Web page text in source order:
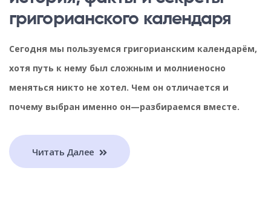
григорианского календаря
Сегодня мы пользуемся григорианским календарём,
хотя путь к нему был сложным и молниеносно
меняться никто не хотел. Чем он отличается и
почему выбран именно он—разбираемся вместе.
Читать Далее